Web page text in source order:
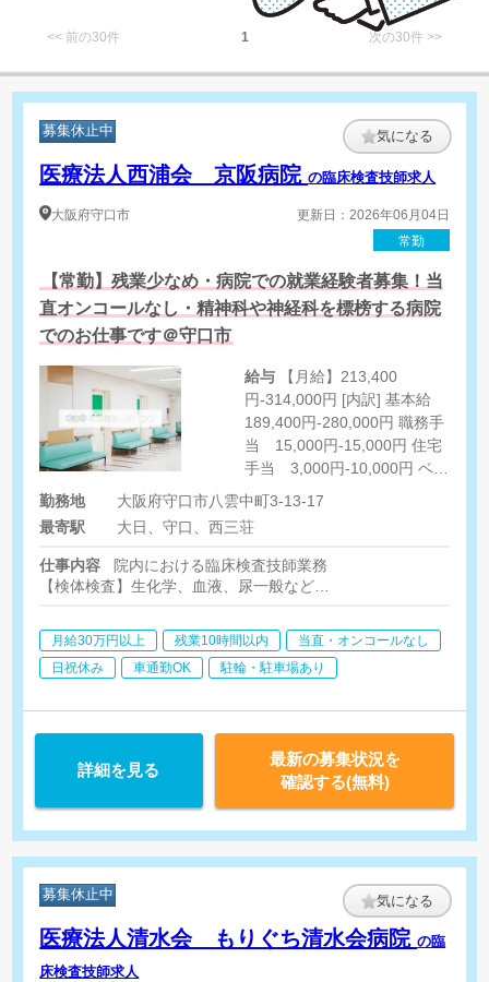
<< 前の30件 1 次の30件 >>
募集休止中 気になる
医療法人西浦会 京阪病院の臨床検査技師求人
大阪府守口市
更新日：2026年06月04日
常勤
【常勤】残業少なめ・病院での就業経験者募集！当
直オンコールなし・精神科や神経科を標榜する病院
でのお仕事です＠守口市
給与
円-314,000円 [内訳] 基本給
189,400円-280,000円 職務手
当 15,000円-15,000円 住宅
手当 3,000円-10,000円 ベー
スアップ手当 6,000
円-9,000円 [その他手当] 精勤
手当 3,000円 扶養手当
10,000円（配偶者）、3,000
円（子1人につき） 住宅手
主3,000円
勤務地
大阪府守口市八雲中町3-13-17
最寄駅
大日、守口、西三荘
仕事内容
院内における臨床検査技師業務
【検体検査】生化学、血液、尿一般など
月給30万円以上 残業10時間以内
当直・オンコールなし
日祝休み
車通勤OK 駐輪・駐車場あり
詳細を見る
最新の募集状況を
確認する(無料)
募集休止中 気になる
医療法人清水会 もりぐち清水会病院の臨
床検査技師求人